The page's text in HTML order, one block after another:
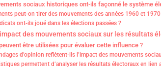
sociaux historiques ont-ils façonné le système
peut-on tirer des mouvements des années 1960 et
ont-ils joué dans les élections passées ?
des mouvements sociaux sur les résultats
être utilisées pour évaluer cette influence ?
d’opinion reflètent-ils l’impact des mouvements
permettent d’analyser les résultats électoraux en lien